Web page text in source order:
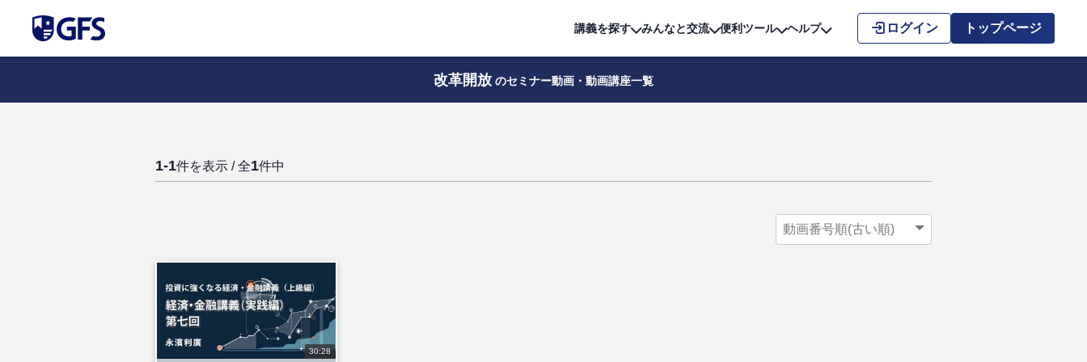
講義を探す みんなと交流 便利ツール ヘルプ ログイン トップページ
改革開放 のセミナー動画・動画講座一覧
1-1件を表示 / 全1件中
30:28